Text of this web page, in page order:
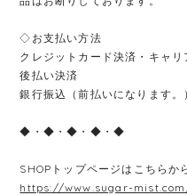
◇お支払い方法
クレジットカード決済・キャリ
後払い決済
銀行振込（前払いになります。
◆・◆・◆・◆・◆
SHOPトップページはこちらか
https://www.sugar-